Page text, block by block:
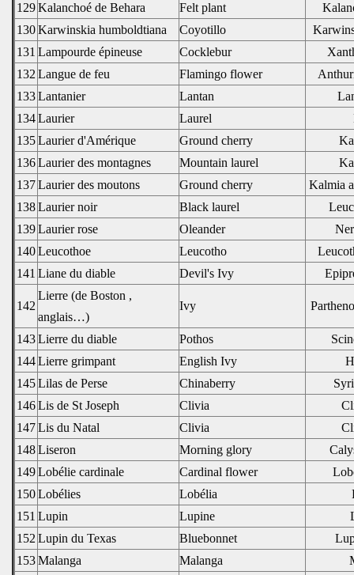
129Kalanchoé de Behara Felt plant
130Karwinskia humboldtiana Coyotillo
131 Lampourde épineuse Cocklebur
132 Langue de feu Flamingo flower
133Lantanier Lantan
134Laurier Laurel
135Laurier d'Amérique Ground cherry
136Laurier des montagnes Mountain laurel
137Laurier des moutons Ground cherry
Kalmia
138Laurier noir Black laurel
139Laurier rose Oleander
140Leucothoe Leucotho
141 Liane du diable Devil's Ivy
142
Lierre (de Boston ,
anglais…)
Ivy
143Lierre du diable Pothos
144Lierre grimpant English Ivy
145Lilas de Perse Chinaberry
146Lis de St Joseph Clivia
147Lis du Natal Clivia
148Liseron Morning glory
149Lobélie cardinale Cardinal flower
150Lobélies Lobélia
151 Lupin Lupine
152 Lupin du Texas Bluebonnet
153Malanga Malanga